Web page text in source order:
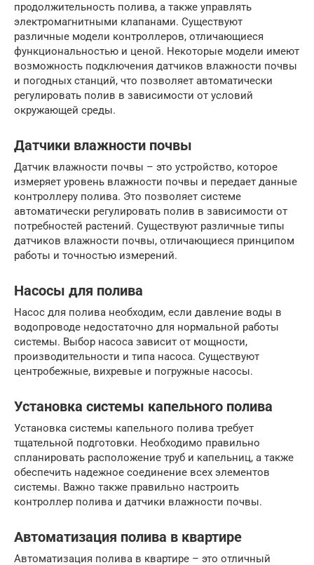
продолжительность полива, а также управлять
электромагнитными клапанами. Существуют
различные модели контроллеров, отличающиеся
функциональностью и ценой. Некоторые модели имеют
возможность подключения датчиков влажности почвы
и погодных станций, что позволяет автоматически
регулировать полив в зависимости от условий
окружающей среды.
Датчики влажности почвы
Датчик влажности почвы – это устройство, которое
измеряет уровень влажности почвы и передает данные
контроллеру полива. Это позволяет системе
автоматически регулировать полив в зависимости от
потребностей растений. Существуют различные типы
датчиков влажности почвы, отличающиеся принципом
работы и точностью измерений.
Насосы для полива
Насос для полива необходим, если давление воды в
водопроводе недостаточно для нормальной работы
системы. Выбор насоса зависит от мощности,
производительности и типа насоса. Существуют
центробежные, вихревые и погружные насосы.
Установка системы капельного полива
Установка системы капельного полива требует
тщательной подготовки. Необходимо правильно
спланировать расположение труб и капельниц, а также
обеспечить надежное соединение всех элементов
системы. Важно также правильно настроить
контроллер полива и датчики влажности почвы.
Автоматизация полива в квартире
Автоматизация полива в квартире – это отличный